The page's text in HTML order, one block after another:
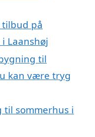
på
Laanshøj
til
kan være tryg
til sommerhus i